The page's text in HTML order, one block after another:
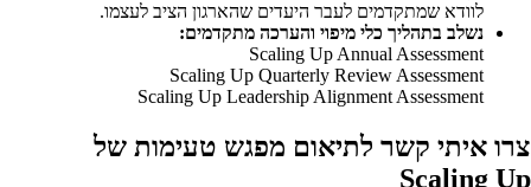
לוודא שמתקדמים לעבר היעדים שהארגון הציב לעצמו.
נשלב בתהליך כלי מיפוי והערכה מתקדמים:
Scaling Up Annual Assessment
Scaling Up Quarterly Review Assessment
Scaling Up Leadership Alignment Assessment
צרו איתי קשר לתיאום מפגש טעימות של
Scaling Up